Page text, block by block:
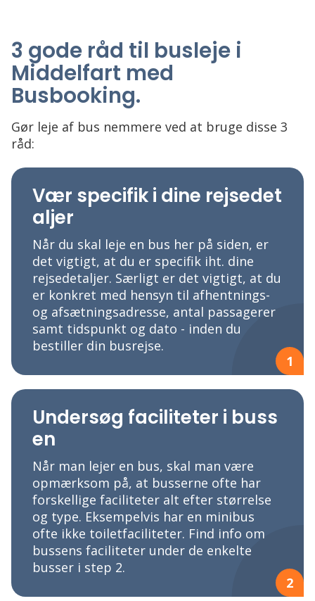
3 gode råd til busleje i
Middelfart med
Busbooking.
Gør leje af bus nemmere ved at bruge disse 3
råd:
Vær specifik i dine rejsedet
aljer
Når du skal leje en bus her på siden, er
det vigtigt, at du er specifik iht. dine
rejsedetaljer. Særligt er det vigtigt, at du
er konkret med hensyn til afhentnings-
og afsætningsadresse, antal passagerer
samt tidspunkt og dato - inden du
bestiller din busrejse.
1
Undersøg faciliteter i buss
en
Når man lejer en bus, skal man være
opmærksom på, at busserne ofte har
forskellige faciliteter alt efter størrelse
og type. Eksempelvis har en minibus
ofte ikke toiletfaciliteter. Find info om
bussens faciliteter under de enkelte
busser i step 2.
2